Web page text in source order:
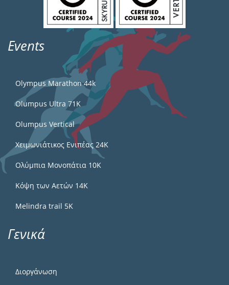
Events
Olympus Marathon 44k
Olumpus Ultra 71K
Olumpus Vertical
Χειμωνιάτικος Ενιπέας 24Κ
Ολύμπια Μονοπάτια 10Κ
Κόψη των Αετών 14Κ
Melindra trail 5Κ
Γενικά
Διοργάνωση